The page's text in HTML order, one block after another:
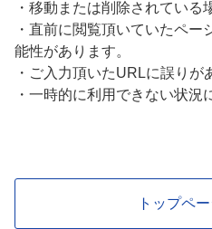
・ 移動または削除されている
・ 直前に閲覧頂いていたペー
能性があります。
・ ご入力頂いたURLに誤りが
・ 一時的に利用できない状況
トップペ